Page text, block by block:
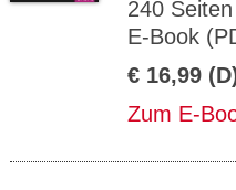
240 Seiten
E-Book
€ 16,99
Zum E-